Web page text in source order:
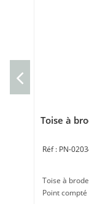
Toise à
PN-
Toise à
Point compté